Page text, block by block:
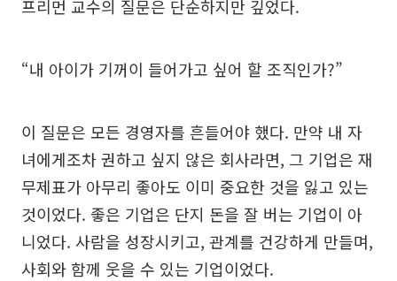
프리먼 교수의 질문은 단순하지만 깊었다.
“내 아이가 기꺼이 들어가고 싶어 할 조직인가?”
이 질문은 모든 경영자를 흔들어야 했다. 만약 내 자
녀에게조차 권하고 싶지 않은 회사라면, 그 기업은 재
무제표가 아무리 좋아도 이미 중요한 것을 잃고 있는
것이었다. 좋은 기업은 단지 돈을 잘 버는 기업이 아
니었다. 사람을 성장시키고, 관계를 건강하게 만들며,
사회와 함께 웃을 수 있는 기업이었다.